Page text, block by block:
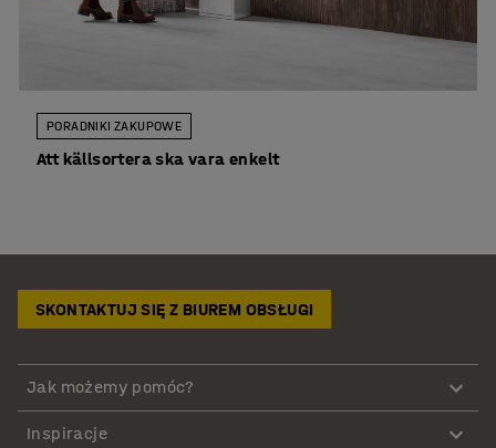
PORADNIKI ZAKUPOWE
Att källsortera ska vara enkelt
SKONTAKTUJ SIĘ Z BIUREM OBSŁUGI
Jak możemy pomóc?
Inspiracje